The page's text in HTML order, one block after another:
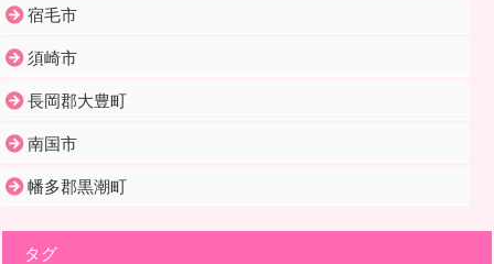
宿毛市
須崎市
長岡郡大豊町
南国市
幡多郡黒潮町
タグ